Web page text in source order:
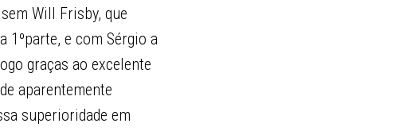
Will Frisby, que
1ºparte, e com Sérgio a
graças ao excelente
aparentemente
superioridade em